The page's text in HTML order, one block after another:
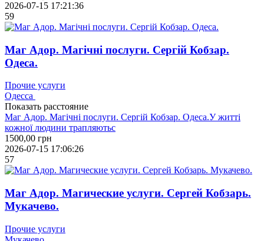
2026-07-15 17:21:36
59
Маг Адор. Магічні послуги. Сергій Кобзар.
Одеса.
Прочие услуги
Одесса
Показать расстояние
Маг Адор. Магічні послуги. Сергій Кобзар. Одеса.У житті
кожної людини трапляютьс
1500,00 грн
2026-07-15 17:06:26
57
Маг Адор. Магические услуги. Сергей Кобзарь.
Мукачево.
Прочие услуги